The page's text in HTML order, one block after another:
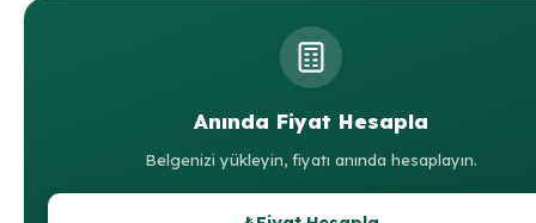
Anında Fiyat Hesapla
Belgenizi yükleyin, fiyatı anında hesaplayın.